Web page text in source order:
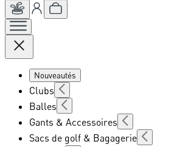
Nouveautés
Clubs
Balles
Gants & Accessoires
Sacs de golf & Bagagerie